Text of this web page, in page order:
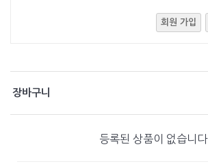
회원 가입
장바구니
등록된 상품이 없습니다